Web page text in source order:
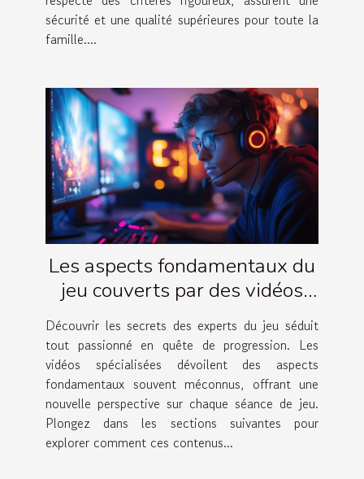
sécurité et une qualité supérieures pour toute la
famille....
Les aspects fondamentaux du
jeu couverts par des vidéos
d'experts
Découvrir les secrets des experts du jeu séduit
tout passionné en quête de progression. Les
vidéos spécialisées dévoilent des aspects
fondamentaux souvent méconnus, offrant une
nouvelle perspective sur chaque séance de jeu.
Plongez dans les sections suivantes pour
explorer comment ces contenus...